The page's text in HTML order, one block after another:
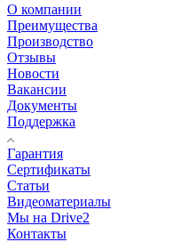
О компании
Преимущества
Производство
Отзывы
Новости
Вакансии
Документы
Поддержка
Гарантия
Сертификаты
Статьи
Видеоматериалы
Мы на Drive2
Контакты